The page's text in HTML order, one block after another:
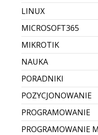
LINUX
MICROSOFT365
MIKROTIK
NAUKA
PORADNIKI
POZYCJONOWANIE
PROGRAMOWANIE
PROGRAMOWANIE